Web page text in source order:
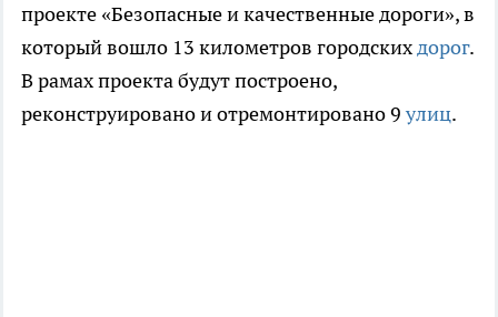
проекте «Безопасные и качественные дороги», в
который вошло 13 километров городскихдорог.
В рамах проекта будут построено,
реконструировано и отремонтировано 9 улиц.